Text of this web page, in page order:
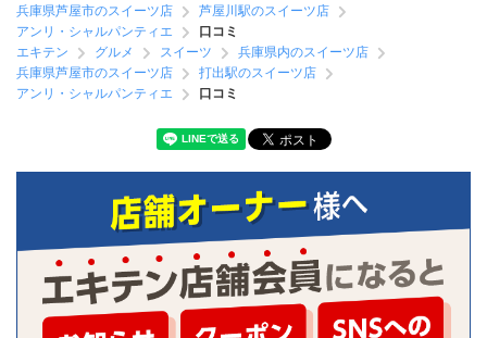
兵庫県芦屋市のスイーツ店
芦屋川駅のスイーツ店
アンリ・シャルパンティエ
口コミ
エキテン
グルメ スイーツ
兵庫県内のスイーツ店
兵庫県芦屋市のスイーツ店
打出駅のスイーツ店
アンリ・シャルパンティエ
口コミ